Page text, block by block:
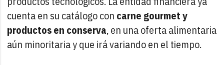
cuenta en su catálogo con carne gourmet y
productos en conserva, en una oferta alimentaria
aún minoritaria y que irá variando en el tiempo.